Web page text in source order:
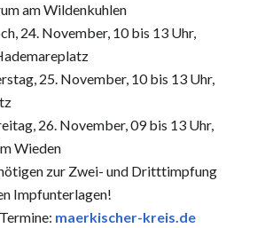
am Wildenkuhlen
24. November, 10 bis 13 Uhr,
25. November, 10 bis 13 Uhr,
26. November, 09 bis 13 Uhr,
Wieden
zur Zwei- und Dritttimpfung
Impfunterlagen!
maerkischer-kreis.de